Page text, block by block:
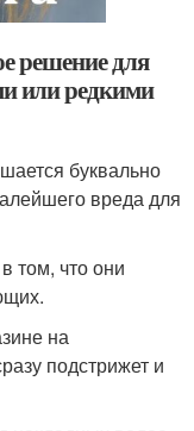
решение для
или редкими
буквально
вреда для
том, что они
на
подстрижет и